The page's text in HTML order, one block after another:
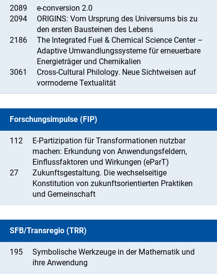
2089
e-conversion 2.0
2094
ORIGINS: Vom Ursprung des Universums bis zu
den ersten Bausteinen des Lebens
2186
The Integrated Fuel & Chemical Science Center –
Adaptive Umwandlungssysteme für erneuerbare
Energieträger und Chemikalien
3061
Cross-Cultural Philology. Neue Sichtweisen auf
vormoderne Textualität
Forschungsimpulse (FIP)
112
E-Partizipation für Transformationen nutzbar
machen: Erkundung von Anwendungsfeldern,
Einflussfaktoren und Wirkungen (eParT)
27
Zukunftsgestaltung. Die wechselseitige
Konstitution von zukunftsorientierten Praktiken
und Gemeinschaft
SFB/Transregio (TRR)
195
Symbolische Werkzeuge in der Mathematik und
ihre Anwendung